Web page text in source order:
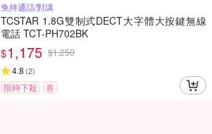
免持通話/對講
TCSTAR 1.8G雙制式DECT大字體大按鍵無線
電話 TCT-PH702BK
$1,175 $1,250
4.8 (2)
限時下殺 券